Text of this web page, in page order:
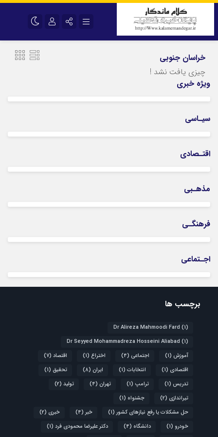
سروش
آپارات
رمز عبور
مرا به خاطر بسپار
خراسان جنوبی
چیزی یافت نشد !
ویژه خبری
سیـاسی
اقتـصادی
مذهـبی
فرهنگـی
اجـتماعی
برچسب ها
Dr Alireza Mahmoodi Fard (1)
Dr Seyyed Mohammadreza Hosseini Aliabad (1)
آموزش (1) اجتماعی (4) اختراع (1) اقتصاد (7)
اقتصادی (1) انتخابات (1) ایران (8) تحقیق (1)
تدریس (1) ترامپ (1) تهران (4) تولید (2)
تیراندازی (2) جشنواه (1)
حل مشکلات یا رفع نیازهای کشور (1) خبر (4) خبری (2)
خودرو (1) دانشگاه (4) دکتر علیرضا محمودی فرد (1)